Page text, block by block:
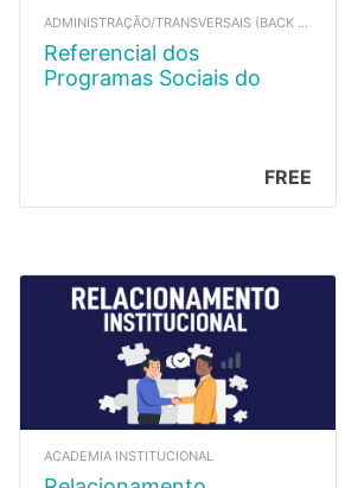
ADMINISTRAÇÃO/TRANSVERSAIS (BACK UP)
Referencial dos
Programas Sociais do
FREE
ACADEMIA INSTITUCIONAL